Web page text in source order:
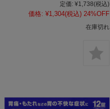
定価: ¥1,738(税込)
価格: ¥1,304(税込) 24%OFF
在庫切れ